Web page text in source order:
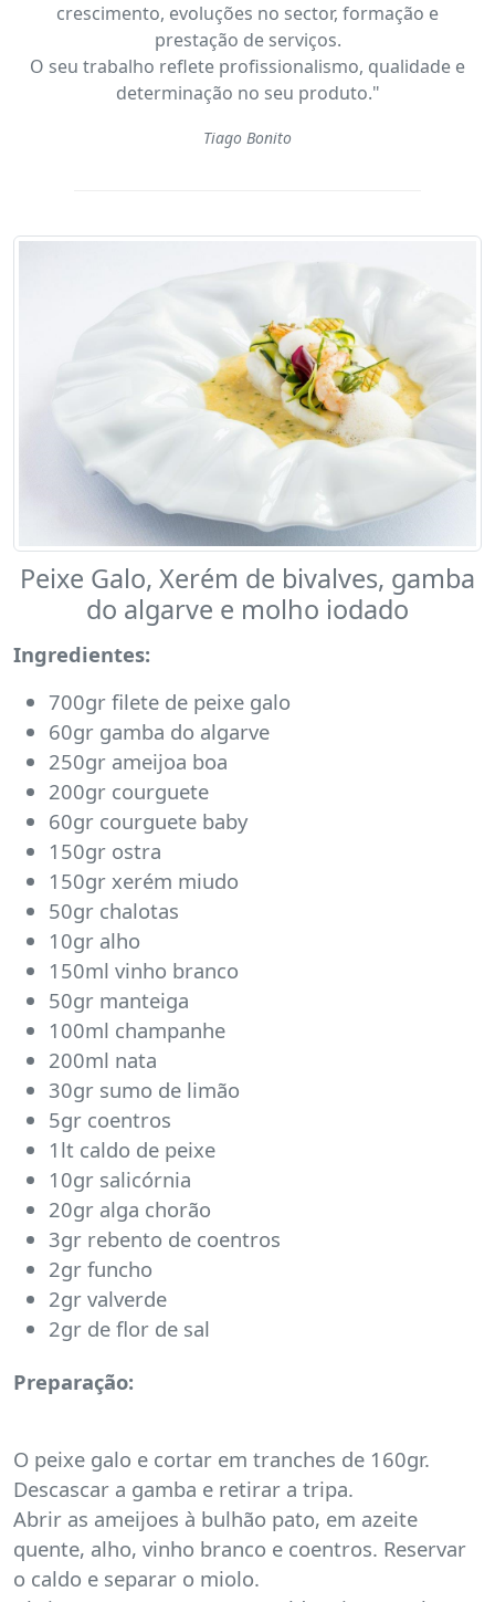
crescimento, evoluções no sector, formação e
prestação de serviços.
O seu trabalho reflete profissionalismo, qualidade e
determinação no seu produto."
Tiago Bonito
Peixe Galo, Xerém de bivalves, gamba
do algarve e molho iodado
Ingredientes:
700gr filete de peixe galo
60gr gamba do algarve
250gr ameijoa boa
200gr courguete
60gr courguete baby
150gr ostra
150gr xerém miudo
50gr chalotas
10gr alho
150ml vinho branco
50gr manteiga
100ml champanhe
200ml nata
30gr sumo de limão
5gr coentros
1lt caldo de peixe
10gr salicórnia
20gr alga chorão
3gr rebento de coentros
2gr funcho
2gr valverde
2gr de flor de sal
Preparação:
O peixe galo e cortar em tranches de 160gr.
Descascar a gamba e retirar a tripa.
Abrir as ameijoes à bulhão pato, em azeite
quente, alho, vinho branco e coentros. Reservar
o caldo e separar o miolo.